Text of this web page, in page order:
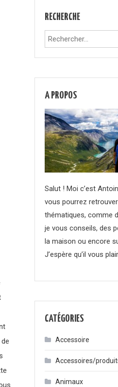
RECHERCHE
A PROPOS
Salut ! Moi c’est
vous pourrez
thématiques, comme
je vous conseils, des
la maison ou encore
J’espère qu’il vous
CATÉGORIES
Accessoire
Accessoires/
Animaux